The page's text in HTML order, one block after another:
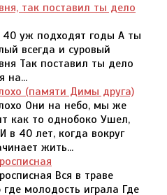
так поставил ты дело
40 уж подходят годы А ты
всегда и суровый
Так поставил ты дело
на...
(памяти Димы друга)
Они на небо, мы же
как то однобоко Ушел,
40 лет, когда вокруг
жить...
Вся в траве
молодость играла Где